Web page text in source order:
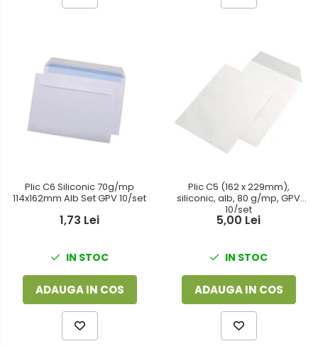
Plic C6 Siliconic 70g/mp
114x162mm Alb Set GPV 10/set
1,73 Lei
IN STOC
ADAUGA IN COS
Plic C5 (162 x 229mm),
siliconic, alb, 80 g/mp, GPV
10/set
5,00 Lei
IN STOC
ADAUGA IN COS